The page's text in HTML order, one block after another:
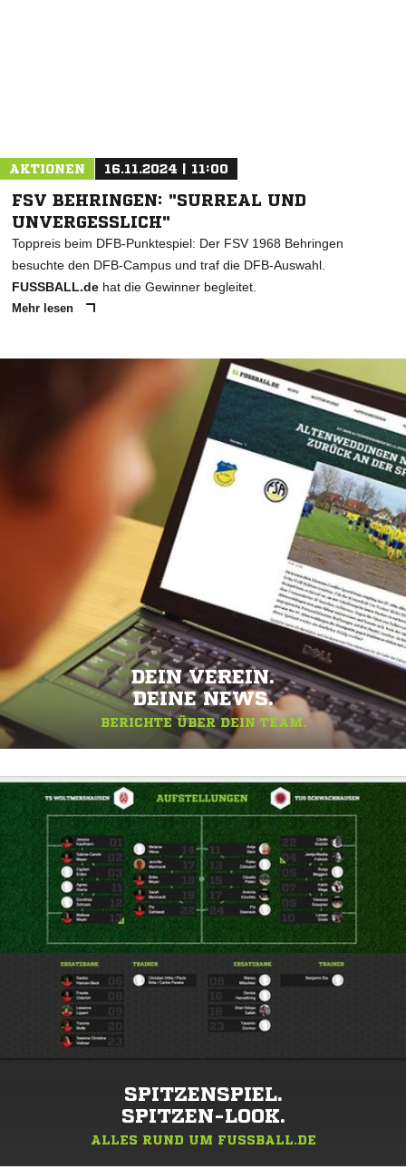
AKTIONEN 16.11.2024 | 11:00
FSV BEHRINGEN: "SURREAL UND
UNVERGESSLICH"
Toppreis beim DFB-Punktespiel: Der FSV 1968 Behringen
besuchte den DFB-Campus und traf die DFB-Auswahl.
FUSSBALL.de hat die Gewinner begleitet.
Mehr lesen
DEIN VEREIN.
DEINE NEWS.
BERICHTE ÜBER DEIN TEAM.
SPITZENSPIEL.
SPITZEN-LOOK.
ALLES RUND UM FUSSBALL.DE